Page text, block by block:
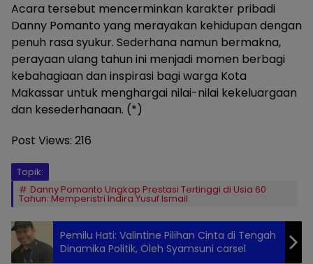
Acara tersebut mencerminkan karakter pribadi
Danny Pomanto yang merayakan kehidupan dengan
penuh rasa syukur. Sederhana namun bermakna,
perayaan ulang tahun ini menjadi momen berbagi
kebahagiaan dan inspirasi bagi warga Kota
Makassar untuk menghargai nilai-nilai kekeluargaan
dan kesederhanaan. (*)
Post Views: 216
Topik:
Danny Pomanto Ungkap Prestasi Tertinggi di Usia 60
Tahun: Memperistri Indira Yusuf Ismail
Pemilu Hati: Valintine Pilihan Cinta di Tengah
Dinamika Politik, Oleh Syamsuni carsel